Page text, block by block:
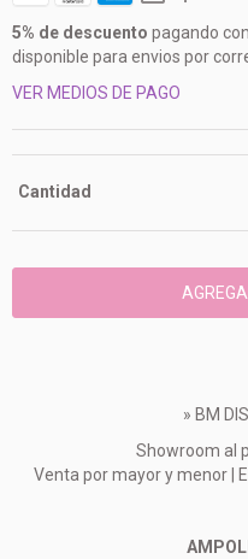
5% de descuento pagando
disponible para envios por
VER MEDIOS DE PAGO
Cantidad
» BM
Showroom al
Venta por mayor y menor |